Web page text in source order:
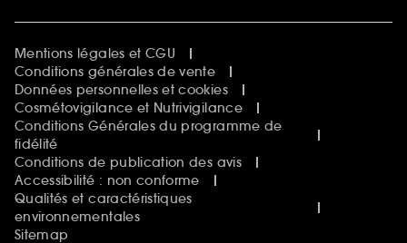
Mentions légales et CGU
Conditions générales de vente
Données personnelles et cookies
Cosmétovigilance et Nutrivigilance
Conditions Générales du programme de
fidélité
Conditions de publication des avis
Accessibilité : non conforme
Qualités et caractéristiques
environnementales
Sitemap